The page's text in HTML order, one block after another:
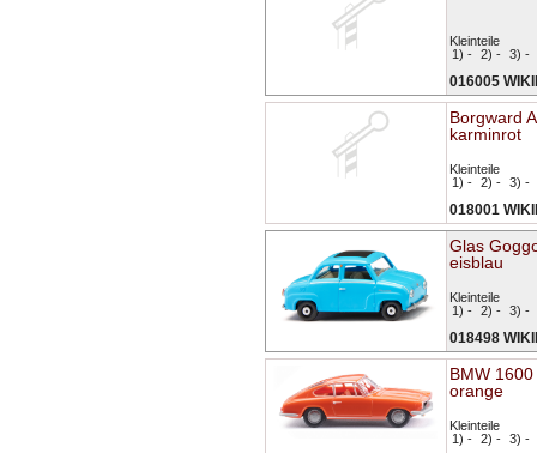
Kleinteile
1) - 2) - 3) -
016005
Borgward
karminrot
Kleinteile
1) - 2) - 3) -
018001
Glas
eisblau
Kleinteile
1) - 2) - 3) -
018498
BMW 1600
orange
Kleinteile
1) - 2) - 3) -